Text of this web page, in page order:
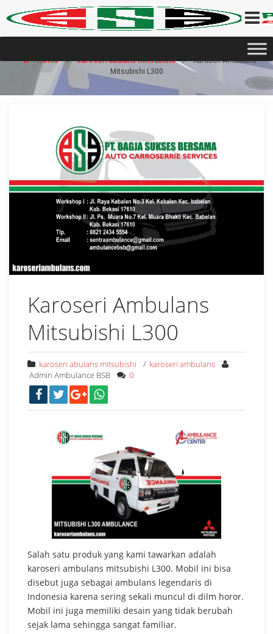
Home karoseri abulans mitsubishi
Karoseri Ambulans
Mitsubishi L300
Karoseri Ambulans
Mitsubishi L300
karoseri abulans mitsubishi / karoseri ambulans
Admin Ambulance BSB
0
Salah satu produk yang kami tawarkan adalah
karoseri ambulans mitsubishi L300. Mobil ini bisa
disebut juga sebagai ambulans legendaris di
Indonesia karena sering sekali muncul di dilm horor.
Mobil ini juga memiliki desain yang tidak berubah
sejak lama sehingga sangat familiar.